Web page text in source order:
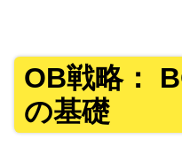
OB戦略：
の基礎